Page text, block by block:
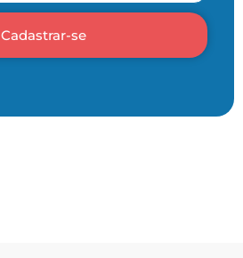
Cadastrar-se